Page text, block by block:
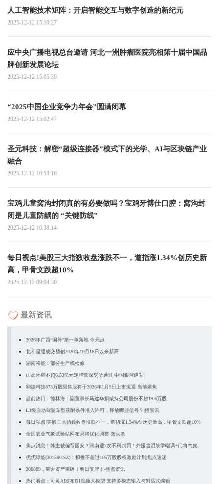
人工智能技术矩阵：开启智能交互与数字创造的新纪元
2025-12-12 15:10:27
应中央广播电视总台邀请 河北一洲肿瘤医院亮相第十届中国品
牌创新发展论坛
2025-12-12 15:05:39
“2025中国企业竞争力年会”圆满闭幕
2025-12-12 15:02:47
圣元科技：解密“超级连接器”模式下的光学、AI与区块链产业
融合
2025-12-12 10:53:16
宝鸡儿童窝沟封闭真的有必要做吗？宝鸡牙博仕口腔：窝沟封
闭是儿童防龋的 “关键防线”
2025-12-12 10:38:14
每日视点!美股三大指数收盘涨跌不一，道指涨1.34%创历史新
高，甲骨文跌超10%
2025-12-12 09:04:30
最新资讯
2026年广西“国补”第一单落地 今亮点
北斗星通成交额创2020年10月16日以来新高
湖南裕能：部分生产线检修
山高环能不超6.53亿元定增获深交所通过 中国银河建功
翱捷科技873万股限售股将于2026年1月5日上市流通 当前聚焦
当前热门：德林海：副董事长马建华拟减持公司股份不超19.6万股
L3级自动驾驶车型获附条件准入许可，释放哪些信号？|播资讯
每日视点!美股三大指数收盘涨跌不一，道指涨1.34%创历史新高，甲骨文跌超10%
全国农业气象试验站网布局将优化调整 微头条
焦点消息！韩主裁偏帮国安？河南遭7次不利判罚！外援含泪鼓掌嘲讽+门将气笑
优优绿能(301590.SZ)：拟推不超过105万股股权激励计划|焦点速递
300889，重大资产重组！明日复牌！-焦点资讯
热门看点：可灵AI发布O1视频大模型 支持多模态输入与对话式编辑